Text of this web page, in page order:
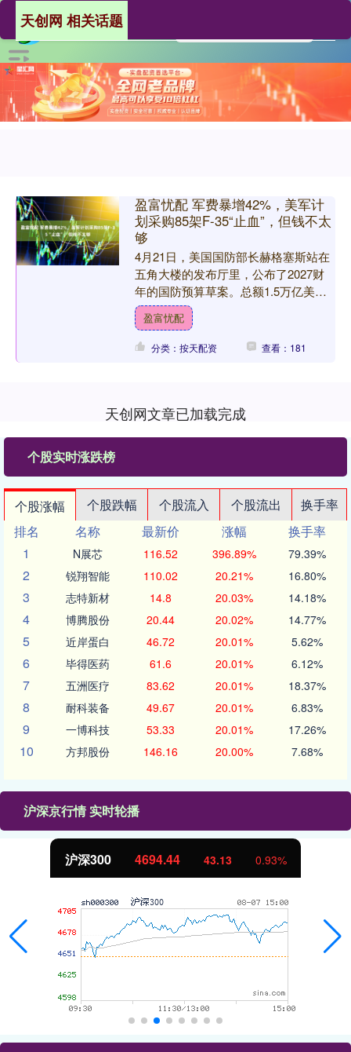
天创网 相关话题
盈富忧配 军费暴增42%，美军计
划采购85架F-35“止血”，但钱不太
够
4月21日，美国国防部长赫格塞斯站在
五角大楼的发布厅里，公布了2027财
年的国防预算草案。总额1.5万亿美
元，比上一年暴增42%，是美国有史以
来最大的一笔军费开....
盈富忧配
分类：按天配资 查看：181
天创网文章已加载完成
个股实时涨跌榜
个股涨幅 个股跌幅 个股流入 个股流出
换手率
排名
名称 最新价 涨幅
换手率
1
N展芯 116.52 396.89% 79.39%
2 锐翔智能 110.02 20.21% 16.80%
3 志特新材 14.8 20.03% 14.18%
4 博腾股份 20.44 20.02% 14.77%
5 近岸蛋白 46.72 20.01% 5.62%
6 毕得医药 61.6 20.01% 6.12%
7 五洲医疗 83.62 20.01% 18.37%
8 耐科装备 49.67 20.01% 6.83%
9 一博科技 53.33 20.01% 17.26%
10 方邦股份 146.16 20.00% 7.68%
沪深京行情 实时轮播
北证50 1134.24 11.37 1.01%